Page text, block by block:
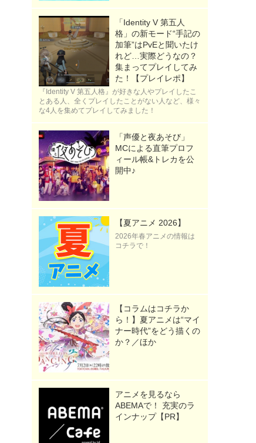
「Identity V 第五人
格」の新モード“手記の
加筆”はPvEと聞いたけ
れど…実際どうなの？
集まってプレイしてみ
た！【プレイレポ】
『Identity V 第五人格』が好きな人やプレイしたこ
とある人、全くプレイしたことがない人など、様々
な4人を集めてプレイしてみました！
「声優と夜あそび」
MCによる直筆プロフ
ィール帳&トレカを公
開中♪
【夏アニメ 2026】
2026年春アニメの情報は
コチラで！
【コラムはコチラか
ら！】夏アニメは“マイ
ナー時代”をどう描くの
か？／ほか
アニメを見るなら
ABEMAで！ 充実のラ
インナップ【PR】